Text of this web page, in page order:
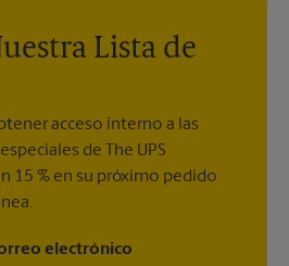
Lista de
acceso interno a las
de The UPS
15 % en su próximo pedido
electrónico